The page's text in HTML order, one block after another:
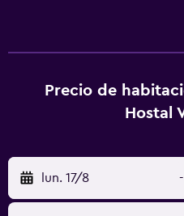
Precio de
Hostal
lun. 17/8 -